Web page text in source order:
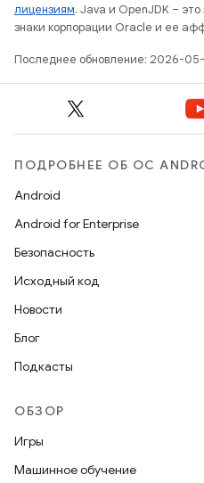
лицензиям. Java и OpenJDK –
знаки корпорации Oracle и ее
Последнее обновление: 2026-05-
ПОДРОБНЕЕ ОБ ОС
Android
Android for Enterprise
Безопасность
Исходный код
Новости
Блог
Подкасты
ОБЗОР
Игры
Машинное обучение